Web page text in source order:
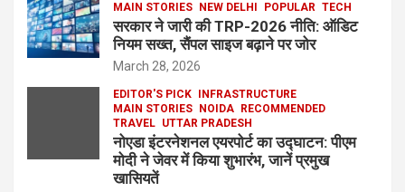
MAIN STORIES
NEW DELHI POPULAR TECH
सरकार ने जारी की TRP-2026 नीति: ऑडिट
नियम सख्त, सैंपल साइज बढ़ाने पर जोर
March 28, 2026
EDITOR'S PICK
INFRASTRUCTURE
MAIN STORIES
NOIDA
RECOMMENDED
TRAVEL UTTAR PRADESH
नोएडा इंटरनेशनल एयरपोर्ट का उद्घाटन: पीएम
मोदी ने जेवर में किया शुभारंभ, जानें प्रमुख
खासियतें